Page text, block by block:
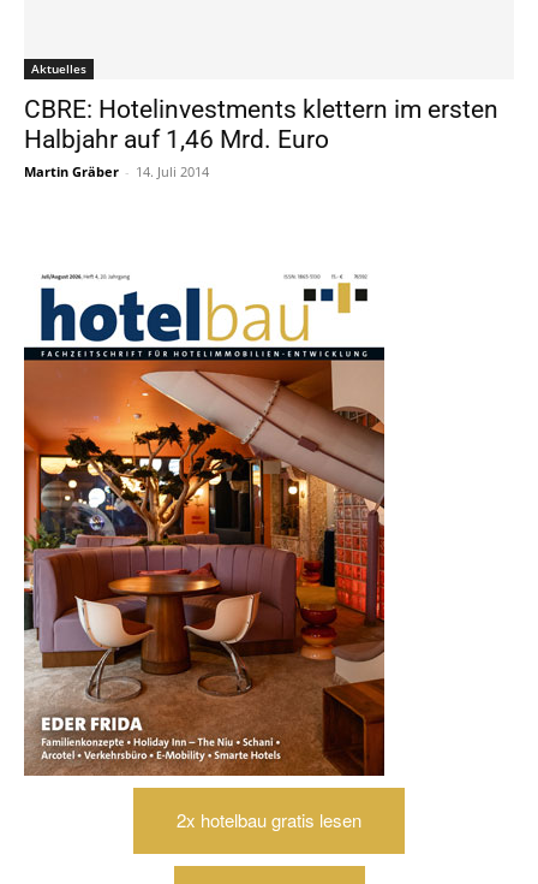
Aktuelles
CBRE: Hotelinvestments klettern im ersten
Halbjahr auf 1,46 Mrd. Euro
Martin Gräber - 14. Juli 2014
2x hotelbau gratis lesen